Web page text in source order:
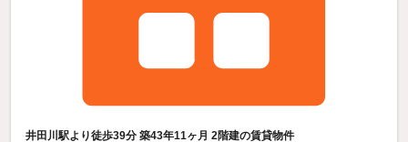
井田川駅より徒歩39分 築43年11ヶ月 2階建の賃貸物件